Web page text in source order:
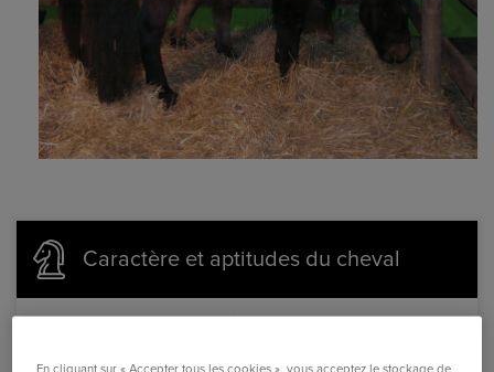
Caractère et aptitudes du cheval
En cliquant sur « Accepter tous les cookies », vous acceptez le stockage de